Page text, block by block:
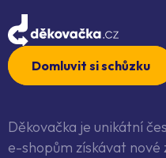
Domluvit si schůzku
Děkovačka je unikátní
e-shopům získávat nové